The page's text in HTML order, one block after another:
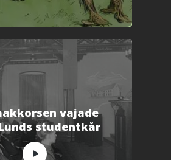
vajade
studentkår